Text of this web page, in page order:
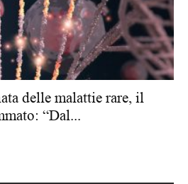
delle malattie rare, il
“Dal...